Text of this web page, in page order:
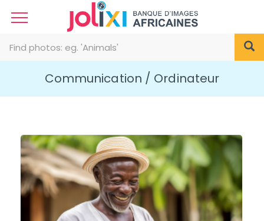
Communication / Ordinateur